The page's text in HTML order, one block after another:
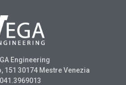
Engineering
151 30174 Mestre Venezia
041.3969013